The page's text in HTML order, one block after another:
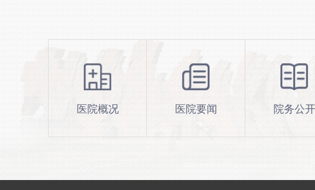
医院概况 医院要闻 院务公开